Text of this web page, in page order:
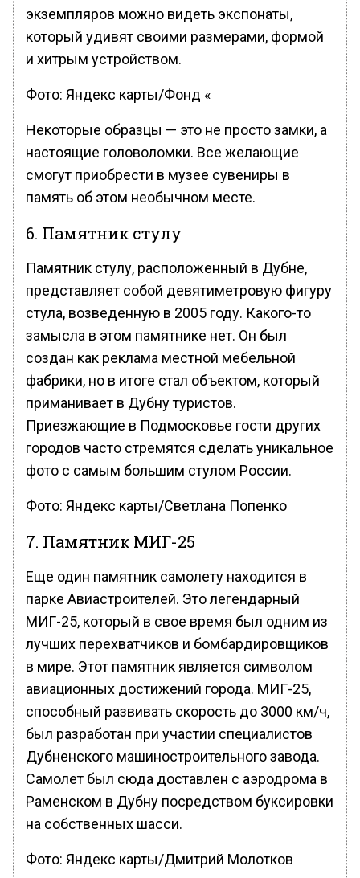
экземпляров можно видеть экспонаты,
который удивят своими размерами, формой
и хитрым устройством.
Фото: Яндекс карты/Фонд «
Некоторые образцы — это не просто замки, а
настоящие головоломки. Все желающие
смогут приобрести в музее сувениры в
память об этом необычном месте.
6. Памятник стулу
Памятник стулу, расположенный в Дубне,
представляет собой девятиметровую фигуру
стула, возведенную в 2005 году. Какого-то
замысла в этом памятнике нет. Он был
создан как реклама местной мебельной
фабрики, но в итоге стал объектом, который
приманивает в Дубну туристов.
Приезжающие в Подмосковье гости других
городов часто стремятся сделать уникальное
фото с самым большим стулом России.
Фото: Яндекс карты/Светлана Попенко
7. Памятник МИГ-25
Еще один памятник самолету находится в
парке Авиастроителей. Это легендарный
МИГ-25, который в свое время был одним из
лучших перехватчиков и бомбардировщиков
в мире. Этот памятник является символом
авиационных достижений города. МИГ-25,
способный развивать скорость до 3000 км/ч,
был разработан при участии специалистов
Дубненского машиностроительного завода.
Самолет был сюда доставлен с аэродрома в
Раменском в Дубну посредством буксировки
на собственных шасси.
Фото: Яндекс карты/Дмитрий Молотков